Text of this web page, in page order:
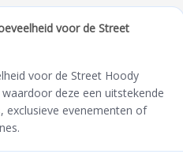
voor de Street
voor de Street Hoody
deze een uitstekende
exclusieve evenementen of